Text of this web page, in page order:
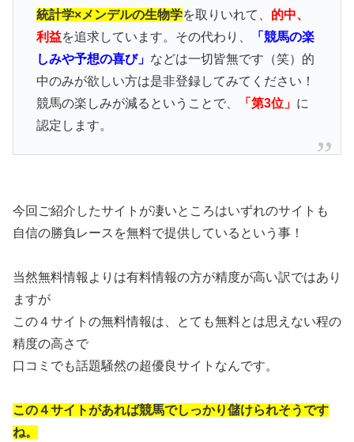
統計学×メンデルの生物学を取りいれて、 的中、
利益を追求しています。その代わり、
「競馬の楽
しみや予想の喜び」 などは一切皆無です（笑）的
中のみが欲しい方は是非登録してみてください！
競馬の楽しみが減るということで、
「第3位」 に
認定します。
今回ご紹介したサイトが凄いところはいずれのサイトも
自信の勝負レースを無料で提供しているという事！
当然無料情報よりは有料情報の方が精度が高い訳ではあり
ますが
この４サイトの無料情報は、とても無料とは思えない程の
精度の高さで
口コミでも話題騒然の超優良サイトなんです。
この４サイトがあれば競馬でしっかり儲けられそうです
ね。